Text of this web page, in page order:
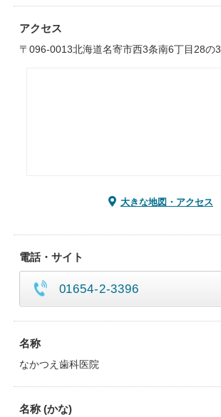
アクセス
〒096-0013北海道名寄市西3条南6丁目28の3
大きな地図・アクセス
電話・サイト
01654-2-3396
名称
なかつえ歯科医院
名称 (かな)